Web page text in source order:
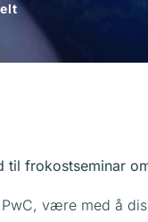
til frokostseminar
være med å